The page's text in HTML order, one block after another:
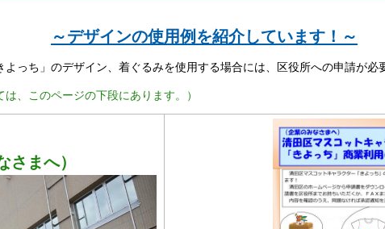
～デザインの使用例を紹介しています！～
っち」のデザイン、着ぐるみを使用する場合には、区役所への申請が必
、このページの下段にあります。）
さまへ）